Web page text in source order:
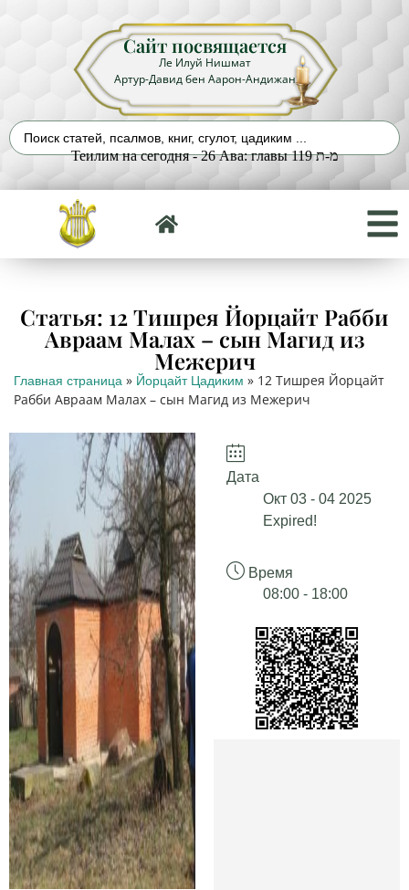
Сайт посвящается
Ле Илуй Нишмат
Артур-Давид бен Аарон-Андижан
Теилим на сегодня - 26 Ава: главы 119 מ-ת
Статья: 12 Тишрея Йорцайт Рабби
Авраам Малах – сын Магид из
Межерич
Главная страница » Йорцайт Цадиким » 12 Тишрея Йорцайт
Рабби Авраам Малах – сын Магид из Межерич
Дата
Окт 03 - 04 2025
Expired!
Время
08:00 - 18:00